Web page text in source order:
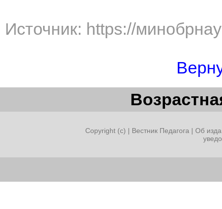
Источник: https://
Copyright (c) | Вестник Педагога | Об